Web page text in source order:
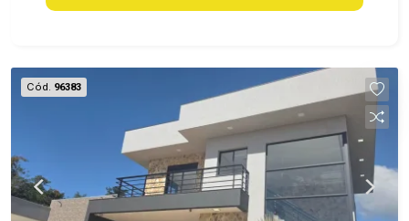
topografia, com um belo e amplo espaço para
jantar/estar, área de churrasqueira. Possui um
ponto comercial na frente do imóvel, com
potencial para fonte de renda ou seu negócio.
Localização excelente, Bairro de chácaras, com
bom deslocamento para a cidade, ampla área
Arborizada e de Preservação! Excelente para
lazer ou moradia muita qualidade de vida. Entre
Cód. 96383